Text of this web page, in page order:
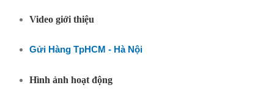
Video giới thiệu
Gửi Hàng TpHCM - Hà Nội
Hình ảnh hoạt động